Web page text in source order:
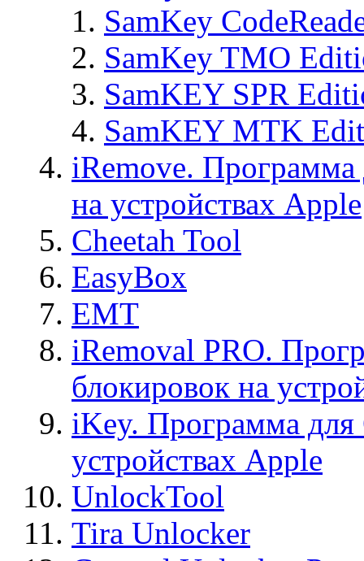
SamKey
SamKey TMO
SamKEY SPR
SamKEY MTK
iRemove. Программа
на устройствах Apple
Cheetah Tool
EasyBox
EMT
iRemoval PRO.
блокировок на
iKey. Программа для
устройствах Apple
UnlockTool
Tira Unlocker